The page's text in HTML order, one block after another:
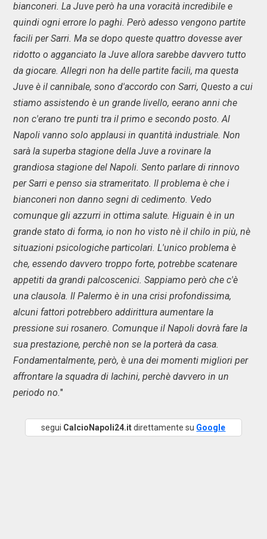
bianconeri. La Juve però ha una voracità incredibile e
quindi ogni errore lo paghi. Però adesso vengono partite
facili per Sarri. Ma se dopo queste quattro dovesse aver
ridotto o agganciato la Juve allora sarebbe davvero tutto
da giocare. Allegri non ha delle partite facili, ma questa
Juve è il cannibale, sono d'accordo con Sarri, Questo a cui
stiamo assistendo è un grande livello, eerano anni che
non c'erano tre punti tra il primo e secondo posto. Al
Napoli vanno solo applausi in quantità industriale. Non
sarà la superba stagione della Juve a rovinare la
grandiosa stagione del Napoli. Sento parlare di rinnovo
per Sarri e penso sia strameritato. Il problema è che i
bianconeri non danno segni di cedimento. Vedo
comunque gli azzurri in ottima salute. Higuain è in un
grande stato di forma, io non ho visto nè il chilo in più, nè
situazioni psicologiche particolari. L'unico problema è
che, essendo davvero troppo forte, potrebbe scatenare
appetiti da grandi palcoscenici. Sappiamo però che c'è
una clausola. Il Palermo è in una crisi profondissima,
alcuni fattori potrebbero addirittura aumentare la
pressione sui rosanero. Comunque il Napoli dovrà fare la
sua prestazione, perchè non se la porterà da casa.
Fondamentalmente, però, è una dei momenti migliori per
affrontare la squadra di Iachini, perchè davvero in un
periodo no."
segui CalcioNapoli24.itdirettamente su Google